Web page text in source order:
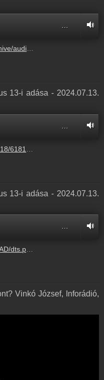
13-i adása - 2024.07.13.
13-i adása - 2024.07.13.
…
618183BE.mp3
Vinkó József, Inforádió,